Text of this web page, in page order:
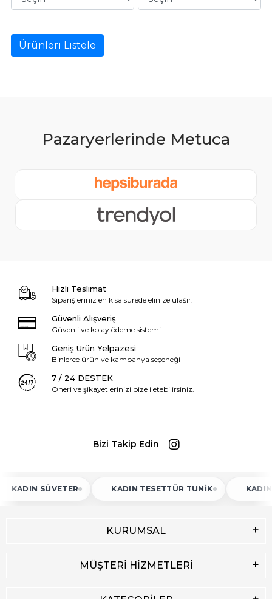
Ürünleri Listele
Hızlı Teslimat
Siparişleriniz en kısa sürede elinize ulaşır.
Güvenli Alışveriş
Güvenli ve kolay ödeme sistemi
Geniş Ürün Yelpazesi
Binlerce ürün ve kampanya seçeneği
7 / 24 DESTEK
Öneri ve şikayetlerinizi bize iletebilirsiniz.
Bizi Takip Edin
SÜVETER KADIN TESETTÜR TUNIK KADIN
KURUMSAL
MÜŞTERİ HİZMETLERİ